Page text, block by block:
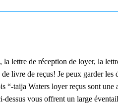
lettre de réception de loyer, la
livre de reçus! Je peux garder
taija Waters loyer reçus sont
vous offrent un large